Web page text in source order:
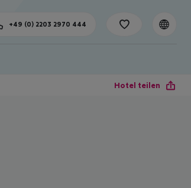
+49 (0) 2203 2970 444
Hotel teilen